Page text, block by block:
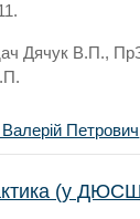
Дячук В.П.,
Петрович
(у